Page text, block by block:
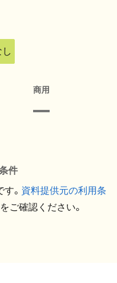
商用
件
。 資料提供元の利用条
ご確認ください。